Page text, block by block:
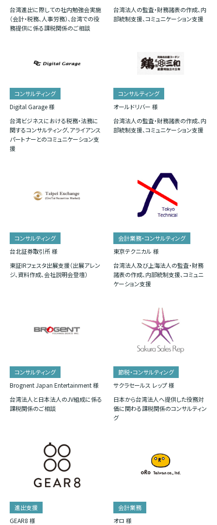
台湾進出に際しての社内勉強会実施
（会計・税務、人事労務）、台湾での役
務提供に係る課税関係のご相談
台湾法人の監査・財務諸表の作成、内
部統制支援、コミュニケーション支援
コンサルティング
Digital Garage 様
台湾ビジネスにおける税務・法務に
関するコンサルティング、アライアンス
パートナーとのコミュニケーション支
援
コンサルティング
オールドリバー 様
台湾法人の監査・財務諸表の作成、内
部統制支援、コミュニケーション支援
コンサルティング
台北証券取引所 様
東証IRフェスタ出展支援（出展アレン
ジ、資料作成、会社説明会登壇）
会計業務・コンサルティング
東京テクニカル 様
台湾法人及び上海法人の監査・財務
諸表の作成、内部統制支援、コミュニ
ケーション支援
コンサルティング
Brognent Japan Entertainment 様
台湾法人と日本法人のJV組成に係る
課税関係のご相談
節税・コンサルティング
サクラセールス レップ 様
日本から台湾法人へ提供した役務対
価に関わる課税関係のコンサルティン
グ
進出支援
GEAR8 様
会計業務
オロ 様